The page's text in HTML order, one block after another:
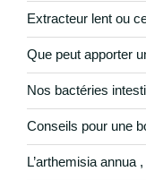
Extracteur lent ou
Que peut apporter
Nos bactéries
Conseils pour une
L’arthemisia annua